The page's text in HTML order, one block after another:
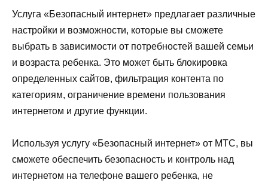
Услуга «Безопасный интернет» предлагает различные
настройки и возможности, которые вы сможете
выбрать в зависимости от потребностей вашей семьи
и возраста ребенка. Это может быть блокировка
определенных сайтов, фильтрация контента по
категориям, ограничение времени пользования
интернетом и другие функции.
Используя услугу «Безопасный интернет» от МТС, вы
сможете обеспечить безопасность и контроль над
интернетом на телефоне вашего ребенка, не